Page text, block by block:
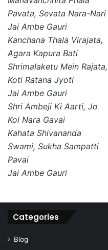
Pavata, Sevata Nara-Nari
Jai Ambe Gauri
Kanchana Thala Virajata,
Agara Kapura Bati
Shrimalaketu Mein Rajata,
Koti Ratana Jyoti
Jai Ambe Gauri
Shri Ambeji Ki Aarti, Jo
Koi Nara Gavai
Kahata Shivananda
Swami, Sukha Sampatti
Pavai
Jai Ambe Gauri
Categories
Blog